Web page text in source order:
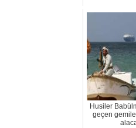
Husiler
geçen